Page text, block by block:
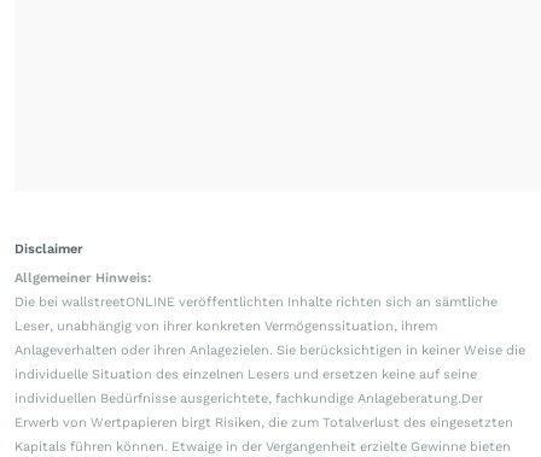
Disclaimer
Allgemeiner Hinweis:
Die bei wallstreetONLINE veröffentlichten Inhalte richten sich an sämtliche
Leser, unabhängig von ihrer konkreten Vermögenssituation, ihrem
Anlageverhalten oder ihren Anlagezielen. Sie berücksichtigen in keiner Weise die
individuelle Situation des einzelnen Lesers und ersetzen keine auf seine
individuellen Bedürfnisse ausgerichtete, fachkundige Anlageberatung.Der
Erwerb von Wertpapieren birgt Risiken, die zum Totalverlust des eingesetzten
Kapitals führen können. Etwaige in der Vergangenheit erzielte Gewinne bieten